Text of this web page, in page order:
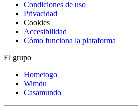
Condiciones de uso
Privacidad
Cookies
Accesibilidad
Cómo funciona la plataforma
El grupo
Hometogo
Wimdu
Casamundo